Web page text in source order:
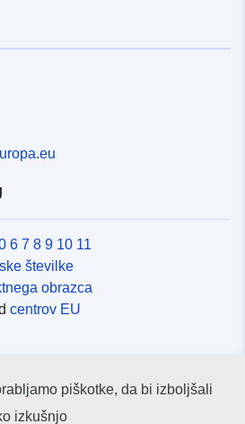
6 7 8 9 10 11
številke
obrazca
centrov EU
EU
piškotke, da bi izboljšali
izkušnjo